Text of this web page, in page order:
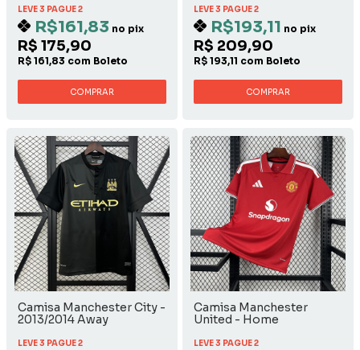
LEVE 3 PAGUE 2
R$161,83 no pix
R$ 175,90
R$ 161,83 com Boleto
COMPRAR
LEVE 3 PAGUE 2
R$193,11 no pix
R$ 209,90
R$ 193,11 com Boleto
COMPRAR
Camisa Manchester City -
2013/2014 Away
LEVE 3 PAGUE 2
Camisa Manchester
United - Home
LEVE 3 PAGUE 2